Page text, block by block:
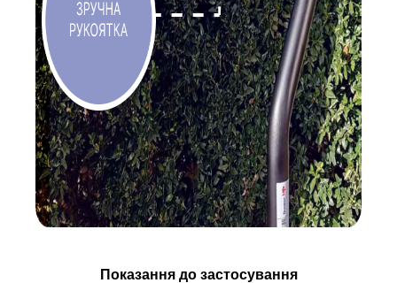
Показання до застосування